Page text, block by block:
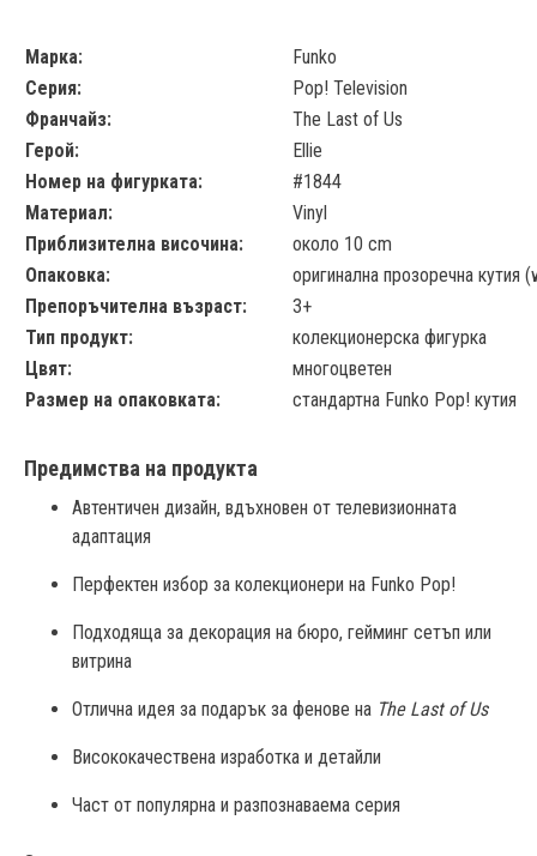
Марка:
Funko
Серия:
Pop! Television
Франчайз:
The Last of Us
Герой:
Ellie
Номер на фигурката:
#1844
Материал:
Vinyl
Приблизителна височина:
около 10 cm
Опаковка:
оригинална прозоречна кутия
Препоръчителна възраст:
3+
Тип продукт:
колекционерска фигурка
Цвят:
многоцветен
Размер на опаковката:
стандартна Funko Pop! кутия
Предимства на продукта
Автентичен дизайн, вдъхновен от телевизионната
адаптация
Перфектен избор за колекционери на Funko Pop!
Подходяща за декорация на бюро, гейминг сетъп или
витрина
Отлична идея за подарък за фенове на The Last of Us
Висококачествена изработка и детайли
Част от популярна и разпознаваема серия